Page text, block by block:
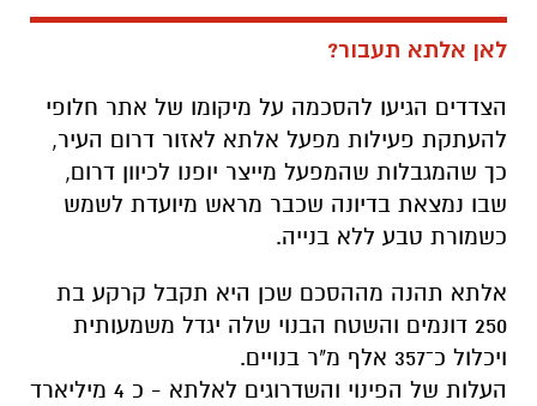
לאן אלתא תעבור?
הצדדים הגיעו להסכמה על מיקומו של אתר חלופי
להעתקת פעילות מפעל אלתא לאזור דרום העיר,
כך שהמגבלות שהמפעל מייצר יופנו לכיוון דרום,
שבו נמצאת בדיונה שכבר מראש מיועדת לשמש
כשמורת טבע ללא בנייה.
אלתא תהנה מההסכם שכן היא תקבל קרקע בת
250 דונמים והשטח הבנוי שלה יגדל משמעותית
ויכלול כ־357 אלף מ"ר בנויים.
העלות של הפינוי והשדרוגים לאלתא - כ 4 מיליארד